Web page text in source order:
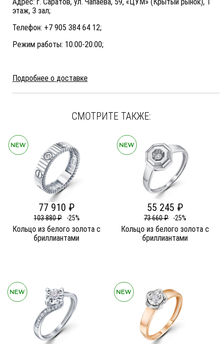
этаж, 3 зал;
Телефон: +7 905 384 64 12;
Режим работы: 10:00-20:00;
Подробнее о доставке
СМОТРИТЕ ТАКЖЕ:
77 910 ₽
103 880 ₽ -25%
Кольцо из белого золота c
бриллиантами
55 245 ₽
73 660 ₽ -25%
Кольцо из белого золота c
бриллиантами